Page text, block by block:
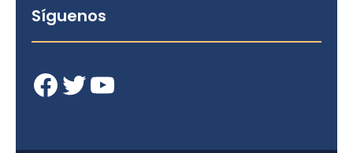
Síguenos
Facebook Twitter YouTube